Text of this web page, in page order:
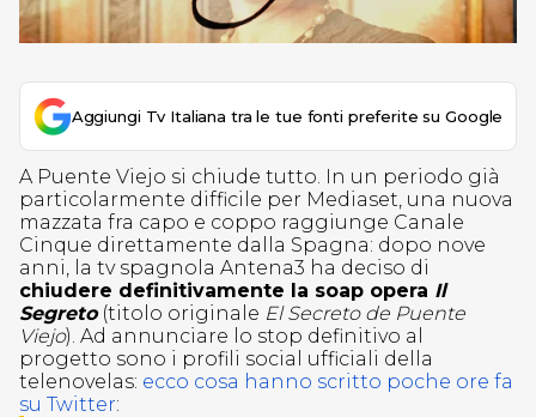
Aggiungi Tv Italiana tra le tue fonti preferite su Google
A Puente Viejo si chiude tutto. In un periodo già
particolarmente difficile per Mediaset, una nuova
mazzata fra capo e coppo raggiunge Canale
Cinque direttamente dalla Spagna: dopo nove
anni, la tv spagnola Antena3 ha deciso di
chiudere definitivamente la soap opera Il
Segreto(titolo originale El Secreto de Puente
Viejo). Ad annunciare lo stop definitivo al
progetto sono i profili social ufficiali della
telenovelas: ecco cosa hanno scritto poche ore fa
su Twitter: